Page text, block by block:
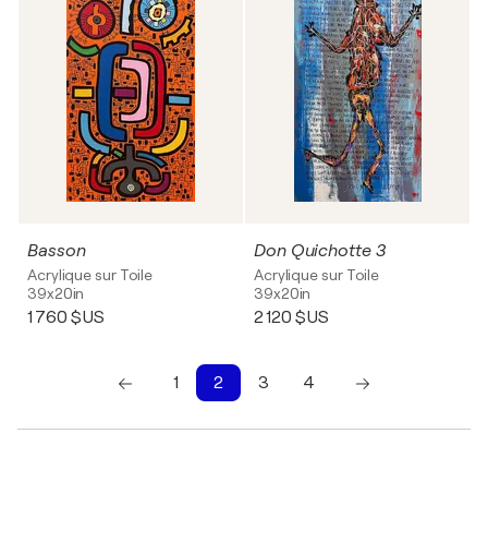
Basson
Acrylique sur Toile
39x20in
1 760 $US
Don Quichotte 3
Acrylique sur Toile
39x20in
2 120 $US
1 2 3
4